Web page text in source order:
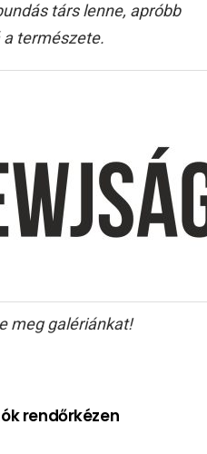
társ lenne, apróbb
természete.
meg galériánkat!
rendőrkézen